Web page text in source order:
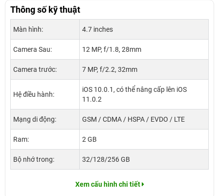
Thông số kỹ thuật
Màn hình: 4.7 inches
Camera Sau: 12 MP, f/1.8, 28mm
Camera trước: 7 MP, f/2.2, 32mm
Hệ điều hành:
iOS 10.0.1, có thể nâng cấp lên iOS
11.0.2
Mạng di động: GSM / CDMA / HSPA / EVDO / LTE
Ram: 2 GB
Bộ nhớ trong: 32/128/256 GB
Xem cấu hình chi tiết